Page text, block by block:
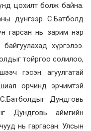
цохилт болж байна.
дүнгээр С.Батболд
гарсан нь зарим нэр
хүргэлээ.
тойргоо солилоо,
гэсэн агуулгатай
орчинд эрчимтэй
Дундговь
Дундговь аймгийн
нь гаргасан. Улсын